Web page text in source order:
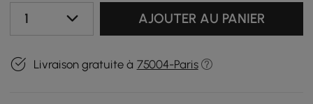
1 AJOUTER AU PANIER
Livraison gratuite à 75004-Paris